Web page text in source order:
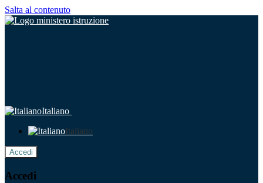
Salta al contenuto
Italiano
Italiano
Accedi
Accedi